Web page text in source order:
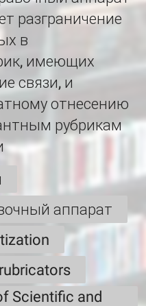
разграничение
в
имеющих
связи, и
отнесению
рубрикам
аппарат
rubricators
Scientific and